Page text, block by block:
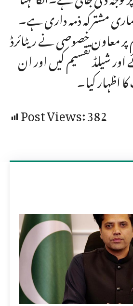
ہماری مشترکہ ذمہ داری ہے۔
معاون خصوصی نے ریٹائرڈ
اور شیلڈ تقسیم کیں اور ان
اظہار کیا۔
Post Views:382